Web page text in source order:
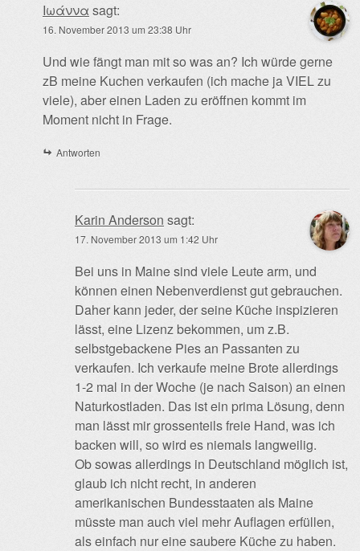
Ιωάννα sagt:
16. November 2013 um 23:38 Uhr
Und wie fängt man mit so was an? Ich würde gerne
zB meine Kuchen verkaufen (ich mache ja VIEL zu
viele), aber einen Laden zu eröffnen kommt im
Moment nicht in Frage.
Antworten
Karin Anderson sagt:
17. November 2013 um 1:42 Uhr
Bei uns in Maine sind viele Leute arm, und
können einen Nebenverdienst gut gebrauchen.
Daher kann jeder, der seine Küche inspizieren
lässt, eine Lizenz bekommen, um z.B.
selbstgebackene Pies an Passanten zu
verkaufen. Ich verkaufe meine Brote allerdings
1-2 mal in der Woche (je nach Saison) an einen
Naturkostladen. Das ist ein prima Lösung, denn
man lässt mir grossenteils freie Hand, was ich
backen will, so wird es niemals langweilig.
Ob sowas allerdings in Deutschland möglich ist,
glaub ich nicht recht, in anderen
amerikanischen Bundesstaaten als Maine
müsste man auch viel mehr Auflagen erfüllen,
als einfach nur eine saubere Küche zu haben.